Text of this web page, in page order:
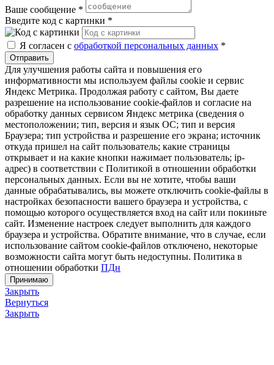
Ваше сообщение *
Введите код с картинки *
Я согласен с обработкой персональных данных *
Отправить
Для улучшения работы сайта и повышения его
информативности мы используем файлы cookie и сервис
Яндекс Метрика. Продолжая работу с сайтом, Вы даете
разрешение на использование cookie-файлов и согласие на
обработку данных сервисом Яндекс метрика (сведения о
местоположении; тип, версия и язык ОС; тип и версия
Браузера; тип устройства и разрешение его экрана; источник
откуда пришел на сайт пользователь; какие страницы
открывает и на какие кнопки нажимает пользователь; ip-
адрес) в соответствии с Политикой в отношении обработки
персональных данных. Если вы не хотите, чтобы ваши
данные обрабатывались, вы можете отключить cookie-файлы в
настройках безопасности вашего браузера и устройства, с
помощью которого осуществляется вход на сайт или покиньте
сайт. Изменение настроек следует выполнить для каждого
браузера и устройства. Обратите внимание, что в случае, если
использование сайтом cookie-файлов отключено, некоторые
возможности сайта могут быть недоступны. Политика в
отношении обработки ПДн
Принимаю
Закрыть
Вернуться
Закрыть